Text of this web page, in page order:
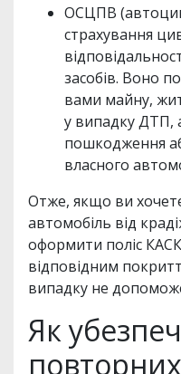
ОСЦПВ
страхування
засобів. Воно
вами майну,
у випадку ДТП,
пошкодження
власного
Отже, якщо ви
автомобіль від
оформити поліс
відповідним
випадку не
Як